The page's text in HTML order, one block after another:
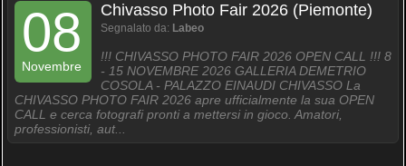
08
Novembre
Chivasso Photo Fair 2026 (Piemonte)
Segnalato da: Labeo
!!! CHIVASSO PHOTO FAIR 2026 OPEN CALL !!! 8
- 15 NOVEMBRE 2026 GALLERIA DEMETRIO
COSOLA - PALAZZO EINAUDI CHIVASSO La
CHIVASSO PHOTO FAIR 2026 apre ufficialmente la sua OPEN
CALL e cerca fotografi pronti a mettersi in gioco. Amatori,
professionisti, aut...